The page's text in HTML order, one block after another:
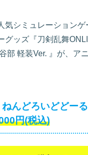
気シミュレーション
グッズ『刀剣乱舞
部 軽装Ver. 』が、ア
んどろいどどー
円(税込)